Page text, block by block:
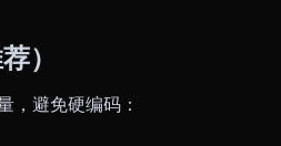
）
，避免硬编码：